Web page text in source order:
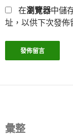
在瀏覽器中儲
址，以供下次發佈
彙整